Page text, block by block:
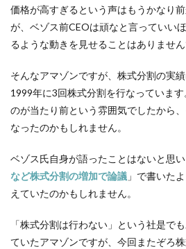
価格が高すぎるという声はもうかなり
が、ベゾス前CEOは頑なと言っていい
るような動きを見せることはありません
そんなアマゾンですが、株式分割の実
1999年に3回株式分割を行なっていま
のが当たり前という雰囲気でしたから
なったのかもしれません。
ベゾス氏自身が語ったことはないと思
など株式分割の増加で論議 」で書いた
えていたのかもしれません。
「株式分割は行わない」という社是で
ていたアマゾンですが、今回またぞろ